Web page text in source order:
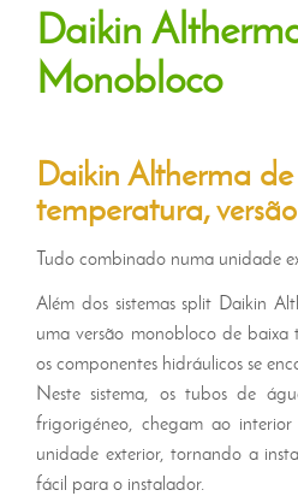
Daikin
Monobloco
Daikin Altherma
temperatura,
Tudo combinado numa unidade
Além dos sistemas split Daikin
uma versão monobloco de
os componentes hidráulicos se
Neste sistema, os tubos de
frigorigéneo, chegam ao
unidade exterior, tornando a
fácil para o instalador.